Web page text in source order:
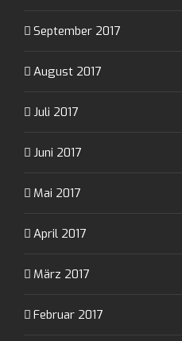
September 2017
August 2017
Juli 2017
Juni 2017
Mai 2017
April 2017
März 2017
Februar 2017